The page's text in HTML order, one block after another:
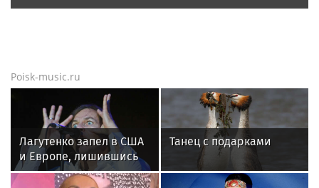
Poisk-music.ru
Лагутенко запел в США
и Европе, лишившись
дома в Малибу
Танец с подарками